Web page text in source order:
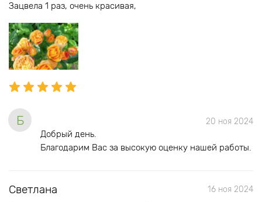
Зацвела 1 раз, очень красивая,
Б 20 ноя 2024
Добрый день.
Благодарим Вас за высокую оценку нашей работы.
Светлана 16 ноя 2024